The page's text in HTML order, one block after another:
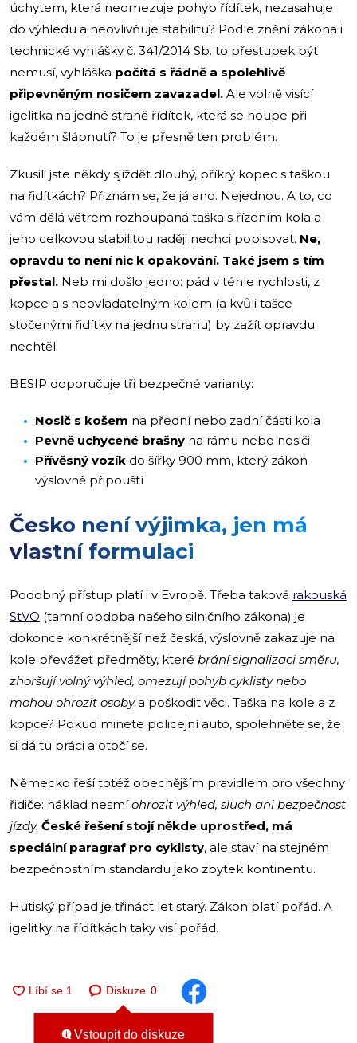
úchytem, která neomezuje pohyb řídítek, nezasahuje
do výhledu a neovlivňuje stabilitu? Podle znění zákona i
technické vyhlášky č. 341/2014 Sb. to přestupek být
nemusí, vyhláška počítá s řádně a spolehlivě
připevněným nosičem zavazadel. Ale volně visící
igelitka na jedné straně řídítek, která se houpe při
každém šlápnutí? To je přesně ten problém.
Zkusili jste někdy sjíždět dlouhý, příkrý kopec s taškou
na řidítkách? Přiznám se, že já ano. Nejednou. A to, co
vám dělá větrem rozhoupaná taška s řízením kola a
jeho celkovou stabilitou raději nechci popisovat. Ne,
opravdu to není nic k opakování. Také jsem s tím
přestal. Neb mi došlo jedno: pád v téhle rychlosti, z
kopce a s neovladatelným kolem (a kvůli tašce
stočenými řidítky na jednu stranu) by zažít opravdu
nechtěl.
BESIP doporučuje tři bezpečné varianty:
Nosič s košem na přední nebo zadní části kola
Pevně uchycené brašny na rámu nebo nosiči
Přívěsný vozík do šířky 900 mm, který zákon
výslovně připouští
Česko není výjimka, jen má
vlastní formulaci
Podobný přístup platí i v Evropě. Třeba taková rakouská
StVO (tamní obdoba našeho silničního zákona) je
dokonce konkrétnější než česká, výslovně zakazuje na
kole převážet předměty, které brání signalizaci směru,
zhoršují volný výhled, omezují pohyb cyklisty nebo
mohou ohrozit osobya poškodit věci. Taška na kole a z
kopce? Pokud minete policejní auto, spolehněte se, že
si dá tu práci a otočí se.
Německo řeší totéž obecnějším pravidlem pro všechny
řidiče: náklad nesmíohrozit výhled, sluch ani bezpečnost
jízdy. České řešení stojí někde uprostřed, má
speciální paragraf pro cyklisty, ale staví na stejném
bezpečnostním standardu jako zbytek kontinentu.
Hutiský případ je třináct let starý. Zákon platí pořád. A
igelitky na řídítkách taky visí pořád.
Diskuze 0
Vstoupit do diskuze